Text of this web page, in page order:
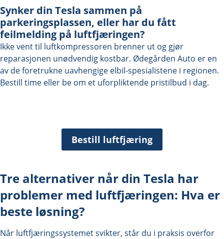
Synker din Tesla sammen på
parkeringsplassen, eller har du fått
feilmelding på luftfjæringen?
Ikke vent til luftkompressoren brenner ut og gjør
reparasjonen unødvendig kostbar. Ødegården Auto er en
av de foretrukne uavhengige elbil-spesialistene i regionen.
Bestill time eller be om et uforpliktende pristilbud i dag.
Bestill luftfjæring
Tre alternativer når din Tesla har
problemer med luftfjæringen: Hva er
beste løsning?
Når luftfjæringssystemet svikter, står du i praksis overfor